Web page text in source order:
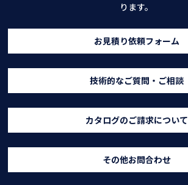
ります。
お見積り依頼フォーム
技術的なご質問・ご相談
カタログのご請求について
その他お問合わせ